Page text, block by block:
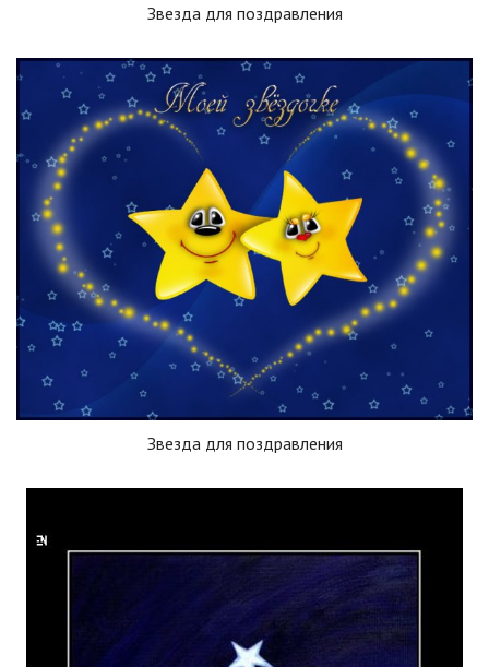
Звезда для поздравления
Звезда для поздравления